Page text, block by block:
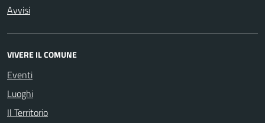
Avvisi
VIVERE IL COMUNE
Eventi
Luoghi
Il Territorio